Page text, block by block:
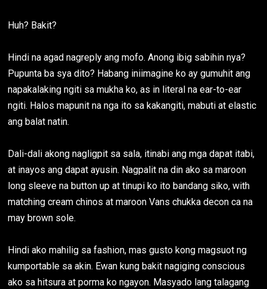
Huh? Bakit?
Hindi na agad nagreply ang mofo. Anong ibig sabihin nya?
Pupunta ba sya dito? Habang iniimagine ko ay gumuhit ang
napakalaking ngiti sa mukha ko, as in literal na ear-to-ear
ngiti. Halos mapunit na nga ito sa kakangiti, mabuti at elastic
ang balat natin.
Dali-dali akong nagligpit sa sala, itinabi ang mga dapat itabi,
at inayos ang dapat ayusin. Nagpalit na din ako sa maroon
long sleeve na button up at tinupi ko ito bandang siko, with
matching cream chinos at maroon Vans chukka decon ca na
may brown sole.
Hindi ako mahilig sa fashion, mas gusto kong magsuot ng
kumportable sa akin. Ewan kung bakit nagiging conscious
ako sa hitsura at porma ko ngayon. Masyado lang talagang